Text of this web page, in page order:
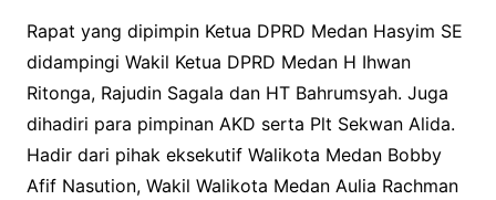
Rapat yang dipimpin Ketua DPRD Medan Hasyim SE
didampingi Wakil Ketua DPRD Medan H Ihwan
Ritonga, Rajudin Sagala dan HT Bahrumsyah. Juga
dihadiri para pimpinan AKD serta Plt Sekwan Alida.
Hadir dari pihak eksekutif Walikota Medan Bobby
Afif Nasution, Wakil Walikota Medan Aulia Rachman